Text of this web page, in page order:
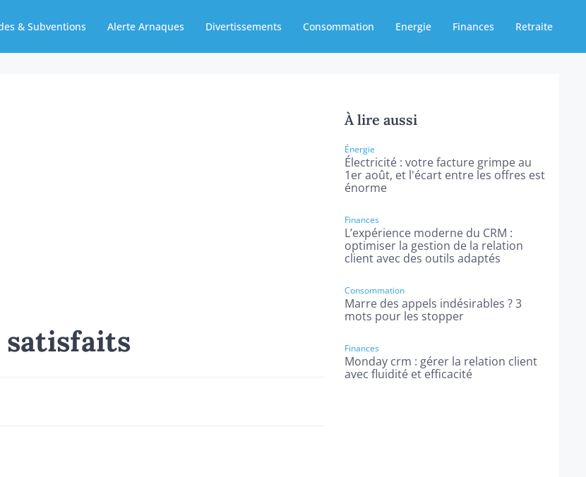
& Subventions Alerte Arnaques Divertissements Consommation Energie Finances Retraite
satisfaits
À lire aussi
Énergie
Électricité : votre facture grimpe au
1er août, et l'écart entre les offres est
énorme
Finances
L’expérience moderne du CRM :
optimiser la gestion de la relation
client avec des outils adaptés
Consommation
Marre des appels indésirables ? 3
mots pour les stopper
Finances
Monday crm : gérer la relation client
avec fluidité et efficacité